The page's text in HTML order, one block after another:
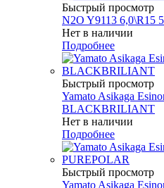
Быстрый просмотр
N2O Y9113 6,0\R15
Нет в наличии
Подробнее
Быстрый просмотр
Yamato Asikaga
BLACKBRILIANT
Нет в наличии
Подробнее
Быстрый просмотр
Yamato Asikaga